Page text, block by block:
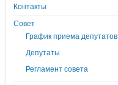
Контакты
Совет
График приема депутатов
Депутаты
Регламент совета